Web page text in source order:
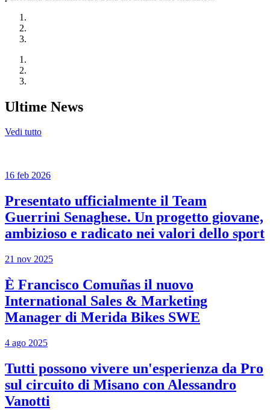
Ultime News
Vedi tutto
16 feb 2026
Presentato ufficialmente il Team
Guerrini Senaghese. Un progetto giovane,
ambizioso e radicato nei valori dello sport
21 nov 2025
È Francisco Comuñas il nuovo
International Sales & Marketing
Manager di Merida Bikes SWE
4 ago 2025
Tutti possono vivere un'esperienza da Pro
sul circuito di Misano con Alessandro
Vanotti